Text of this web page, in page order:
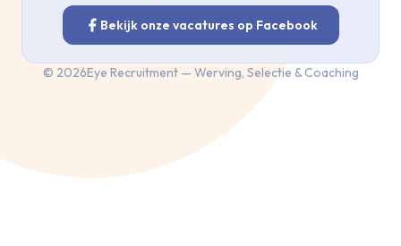
Bekijk onze vacatures op Facebook
© 2026Eye Recruitment — Werving, Selectie & Coaching